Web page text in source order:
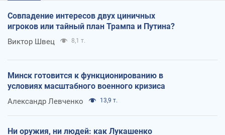
Совпадение интересов двух циничных
игроков или тайный план Трампа и Путина?
Виктор Швец 8,1 т.
Минск готовится к функционированию в
условиях масштабного военного кризиса
Александр Левченко 13,9 т.
Ни оружия, ни людей: как Лукашенко